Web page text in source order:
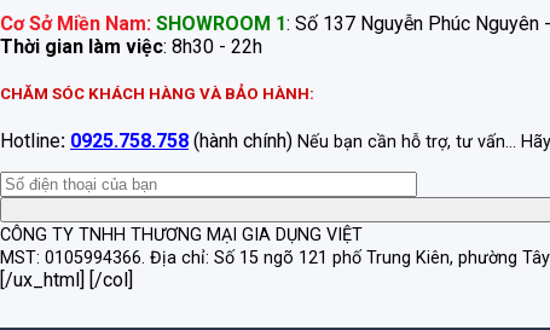
Cơ Sở Miền Nam: SHOWROOM 1: Số 137 Nguyễn Phúc Nguyên
Thời gian làm việc: 8h30 - 22h
CHĂM SÓC KHÁCH HÀNG VÀ BẢO HÀNH:
Hotline: 0925.758.758 (hành chính) Nếu bạn cần hỗ trợ, tư vấn...
CÔNG TY TNHH THƯƠNG MẠI GIA DỤNG VIỆT
MST: 0105994366. Địa chỉ: Số 15 ngõ 121 phố Trung Kiên, phường
[/ux_html] [/col]